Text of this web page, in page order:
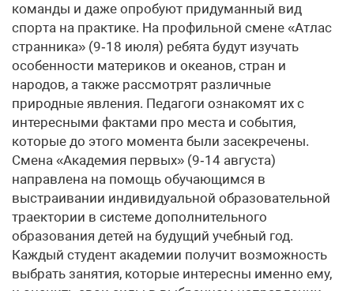
команды и даже опробуют придуманный вид
спорта на практике. На профильной смене «Атлас
странника» (9‑18 июля) ребята будут изучать
особенности материков и океанов, стран и
народов, а также рассмотрят различные
природные явления. Педагоги ознакомят их с
интересными фактами про места и события,
которые до этого момента были засекречены.
Смена «Академия первых» (9‑14 августа)
направлена на помощь обучающимся в
выстраивании индивидуальной образовательной
траектории в системе дополнительного
образования детей на будущий учебный год.
Каждый студент академии получит возможность
выбрать занятия, которые интересны именно ему,